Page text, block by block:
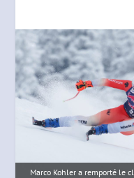
Marco Kohler a remporté le